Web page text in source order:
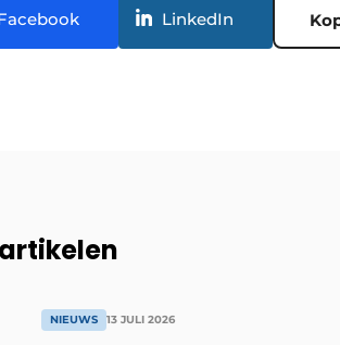
LinkedIn
NIEUWS 13 JULI 2026